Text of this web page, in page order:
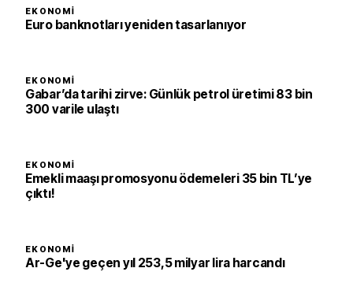
EKONOMI
Euro banknotları yeniden tasarlanıyor
EKONOMI
Gabar’da tarihi zirve: Günlük petrol üretimi 83 bin
300 varile ulaştı
EKONOMI
Emekli maaşı promosyonu ödemeleri 35 bin TL’ye
çıktı!
EKONOMI
Ar-Ge'ye geçen yıl 253,5 milyar lira harcandı